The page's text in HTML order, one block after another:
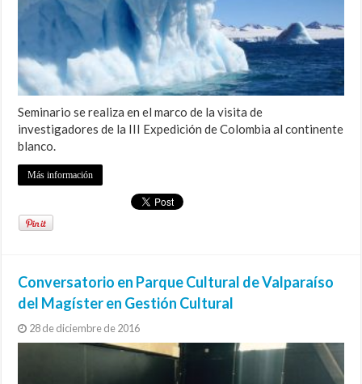
Seminario se realiza en el marco de la visita de
investigadores de la III Expedición de Colombia al continente
blanco.
Más información
Conversatorio en Parque Cultural de Valparaíso
del Magíster en Gestión Cultural
28 de diciembre de 2016